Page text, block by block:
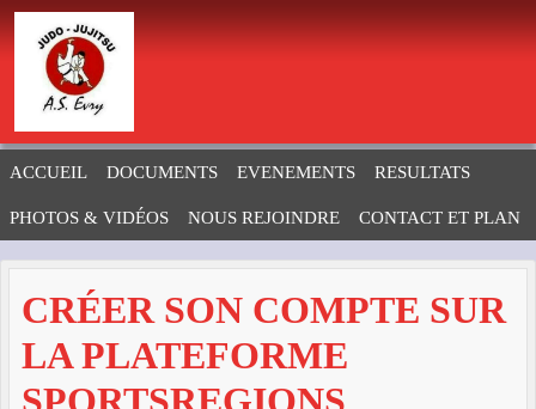
ACCUEIL DOCUMENTS EVENEMENTS RESULTATS
PHOTOS & VIDÉOS NOUS REJOINDRE CONTACT ET PLAN
CRÉER SON COMPTE SUR
LA PLATEFORME
SPORTSREGIONS
Panneau de gestion des cookies